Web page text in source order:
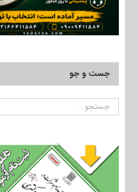
جست و جو
جستجو